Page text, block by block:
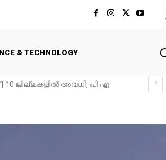
& TECHNOLOGY
| 10 ജില്ലകളിൽ അവധി, പി.​​​എ​​​